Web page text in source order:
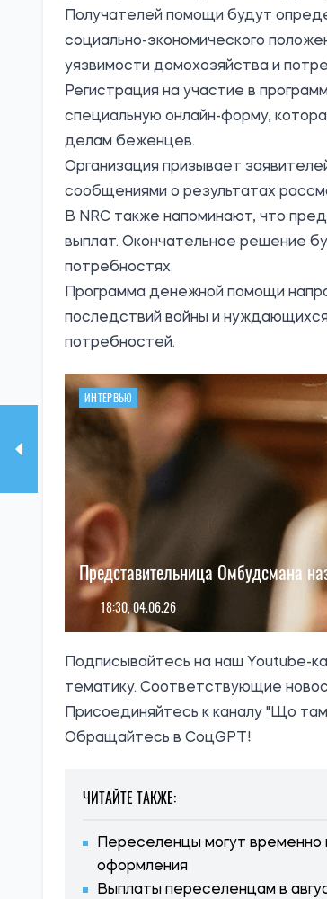
Получателей помощи будут
социально-экономического
уязвимости домохозяйства и
Регистрация на участие в
специальную онлайн-форму,
делам беженцев.
Организация призывает
сообщениями о результатах
В NRC также напоминают, что
выплат. Окончательное решение
потребностях.
Программа денежной помощи
последствий войны и
потребностей.
ИНТЕРВЬЮ
Представительница Омбудсмана
18:30, 04.06.26
Подписывайтесь на наш Youtube-
тематику. Соответствующие
Присоединяйтесь к каналу "Що там
Обращайтесь в СоцGPT !
ЧИТАЙТЕ ТАКЖЕ:
Переселенцы могут временно
оформления
Выплаты переселенцам в